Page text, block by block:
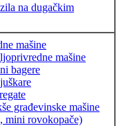
na dugačkim
mašine
mašine
bagere
građevinske mašine
mini rovokopače)